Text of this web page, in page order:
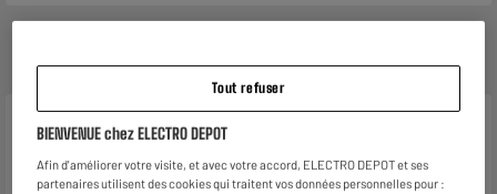
Caractéristiques
Marque WE
Tout refuser
BIENVENUE chez ELECTRO DEPOT
Afin d'améliorer votre visite, et avec votre accord, ELECTRO DEPOT et ses
partenaires utilisent des cookies qui traitent vos données personnelles pour :